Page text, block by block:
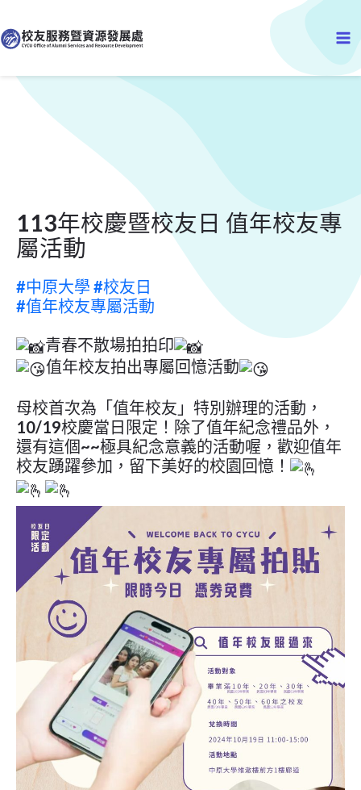
至
主
113年校慶暨校友日 值年校友專
屬活動
#中原大學 #校友日
#值年校友專屬活動
青春不散場拍拍印
值年校友拍出專屬回憶活動
母校首次為「值年校友」特別辦理的活動，
10/19校慶當日限定！除了值年紀念禮品外，
還有這個~~極具紀念意義的活動喔，歡迎值年
校友踴躍參加，留下美好的校園回憶！